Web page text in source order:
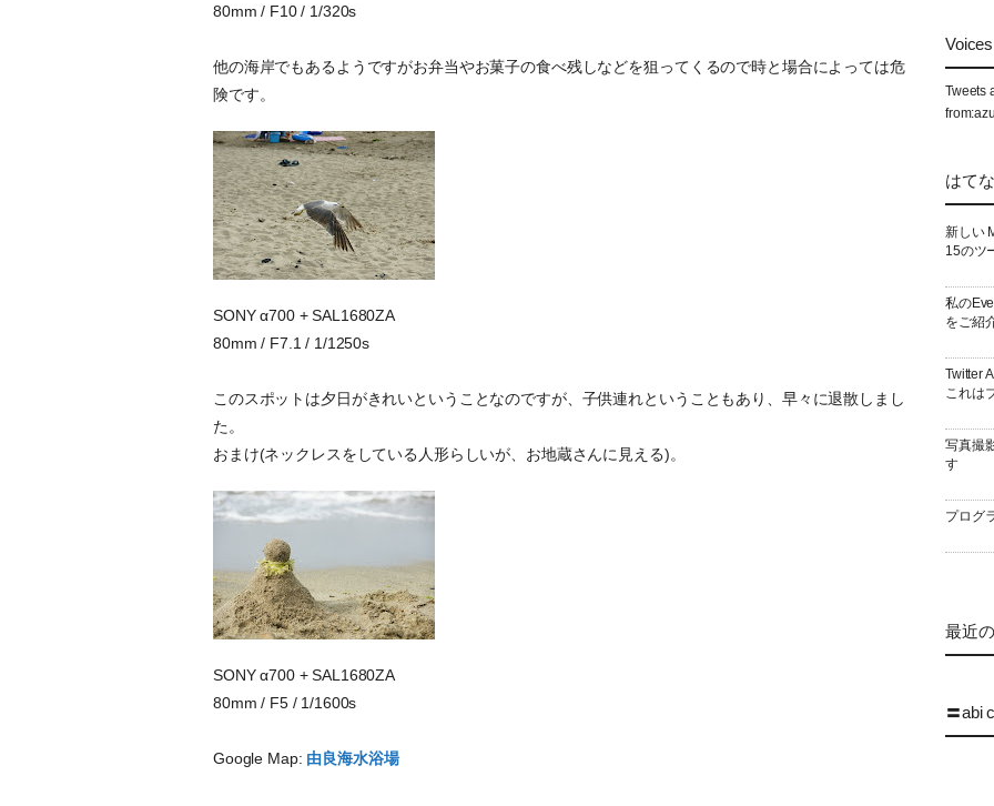
80mm / F10 / 1/320s
他の海岸でもあるようですがお弁当やお菓子の食べ残しなどを狙ってくるので時と場合によっては危
険です。
SONY α700 + SAL1680ZA
80mm / F7.1 / 1/1250s
このスポットは夕日がきれいということなのですが、子供連れということもあり、早々に退散しまし
た。
おまけ(ネックレスをしている人形らしいが、お地蔵さんに見える)。
SONY α700 + SAL1680ZA
80mm / F5 / 1/1600s
Google Map: 由良海水浴場
Tweets
はて
新しい
15のツ
私の
をご紹
Twitter
これは
写真撮
す
プログ
最近
〓abi